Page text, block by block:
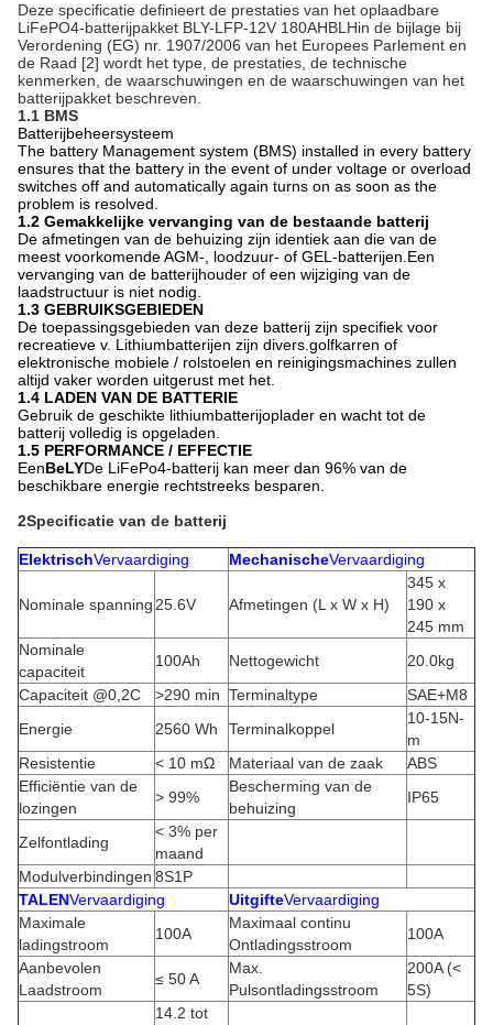
Deze specificatie definieert de prestaties van het oplaadbare
LiFePO4-batterijpakket BLY-LFP-12V 180AHBLHin de bijlage bij
Verordening (EG) nr. 1907/2006 van het Europees Parlement en
de Raad [2] wordt het type, de prestaties, de technische
kenmerken, de waarschuwingen en de waarschuwingen van het
batterijpakket beschreven.
1.1 BMS
Batterijbeheersysteem
The battery Management system (BMS) installed in every battery
ensures that the battery in the event of under voltage or overload
switches off and automatically again turns on as soon as the
problem is resolved.
1.2 Gemakkelijke vervanging van de bestaande batterij
De afmetingen van de behuizing zijn identiek aan die van de
meest voorkomende AGM-, loodzuur- of GEL-batterijen.Een
vervanging van de batterijhouder of een wijziging van de
laadstructuur is niet nodig.
1.3 GEBRUIKSGEBIEDEN
De toepassingsgebieden van deze batterij zijn specifiek voor
recreatieve v. Lithiumbatterijen zijn divers.golfkarren of
elektronische mobiele / rolstoelen en reinigingsmachines zullen
altijd vaker worden uitgerust met het.
1.4 LADEN VAN DE BATTERIE
Gebruik de geschikte lithiumbatterijoplader en wacht tot de
batterij volledig is opgeladen.
1.5 PERFORMANCE / EFFECTIE
EenBeLYDe LiFePo4-batterij kan meer dan 96% van de
beschikbare energie rechtstreeks besparen.
2Specificatie van de batterij
ElektrischVervaardiging MechanischeVervaardiging
Nominale spanning 25.6V Afmetingen (L x W x H)
345 x
190 x
245 mm
Nominale
capaciteit
100Ah Nettogewicht
20.0kg
Capaciteit @0,2C
>290 min Terminaltype
SAE+M8
Energie
2560 Wh Terminalkoppel
10-15N-
m
Resistentie
< 10 mΩ Materiaal van de zaak
ABS
Efficiëntie van de
lozingen
> 99%
Bescherming van de
behuizing
IP65
Zelfontlading
< 3% per
maand
Modulverbindingen 8S1P
TALENVervaardiging UitgifteVervaardiging
Maximale
ladingstroom
100A
Maximaal continu
Ontladingsstroom
100A
Aanbevolen
Laadstroom
≤ 50 A
Max.
Pulsontladingsstroom
200A (<
5S)
14.2 tot